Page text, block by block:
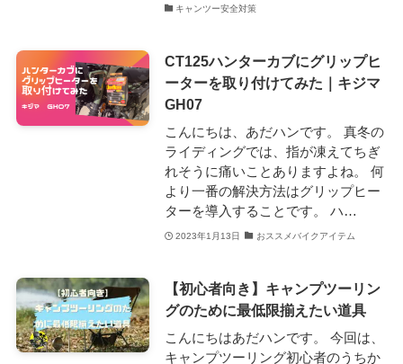
キャンツー安全対策
CT125ハンターカブにグリップヒ
ーターを取り付けてみた｜キジマ
GH07
こんにちは、あだハンです。 真冬の
ライディングでは、指が凍えてちぎ
れそうに痛いことありますよね。 何
より一番の解決方法はグリップヒー
ターを導入することです。 ハ…
2023年1月13日 おススメバイクアイテム
【初心者向き】キャンプツーリン
グのために最低限揃えたい道具
こんにちはあだハンです。 今回は、
キャンプツーリング初心者のうちか